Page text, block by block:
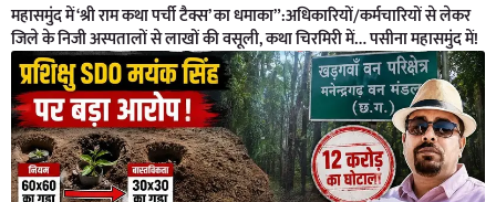
महासमुंद में ‘श्री राम कथा पर्ची टैक्स’ का धमाका”:अधिकारियों/कर्मचारियों से लेकर
जिले के निजी अस्पतालों से लाखों की वसूली, कथा चिरमिरी में… पसीना महासमुंद में!